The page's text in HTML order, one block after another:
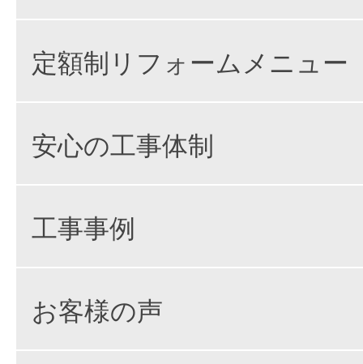
定額制リフォームメニュー
安心の工事体制
工事事例
お客様の声